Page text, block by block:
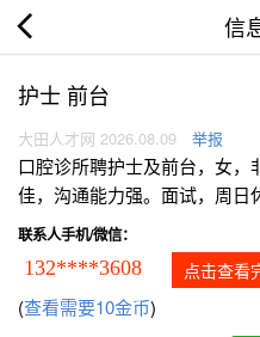
信
护士 前台
大田人才网 2026.08.09 举报
口腔诊所聘护士及前台，女
佳，沟通能力强。面试，周日
联系人手机/微信：
132****3608 点击查看
(查看需要10金币)